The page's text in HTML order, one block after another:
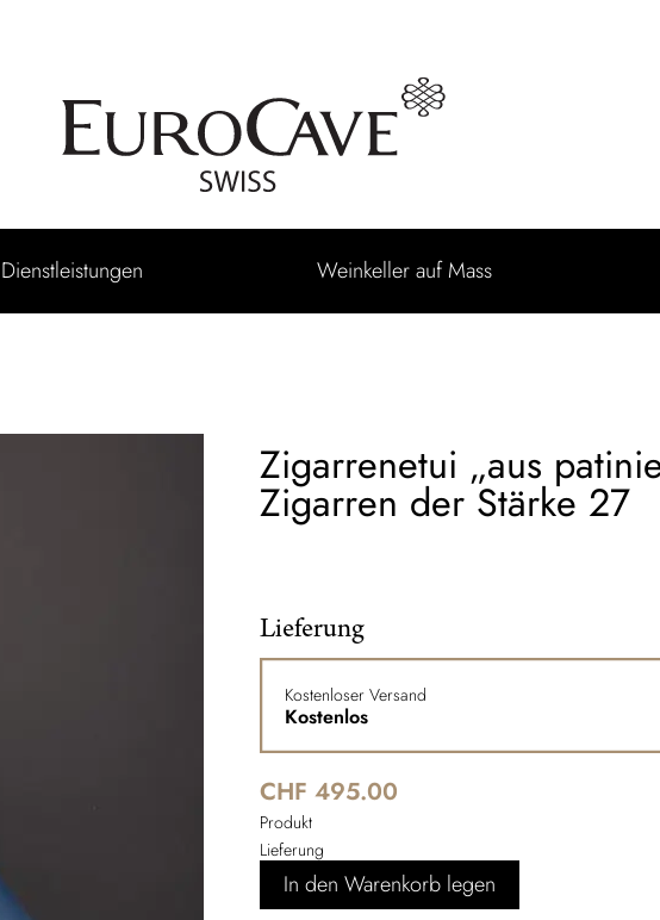
Dienstleistungen Weinkeller auf Mass
Zigarrenetui „aus
Zigarren der Stärke 27
Lieferung
Kostenloser Versand
Kostenlos
CHF 495.00
Produkt
Lieferung
In den Warenkorb legen